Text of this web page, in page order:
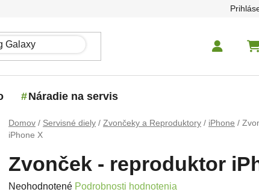
Náradie na servis
Domov / Servisné diely / Zvončeky a Reproduktory / iPhone /
iPhone X
Zvonček - reproduktor
Priemerné hodnotenie produktu je 0,0 z 5 hviezdičiek.
Neohodnotené Podrobnosti hodnotenia